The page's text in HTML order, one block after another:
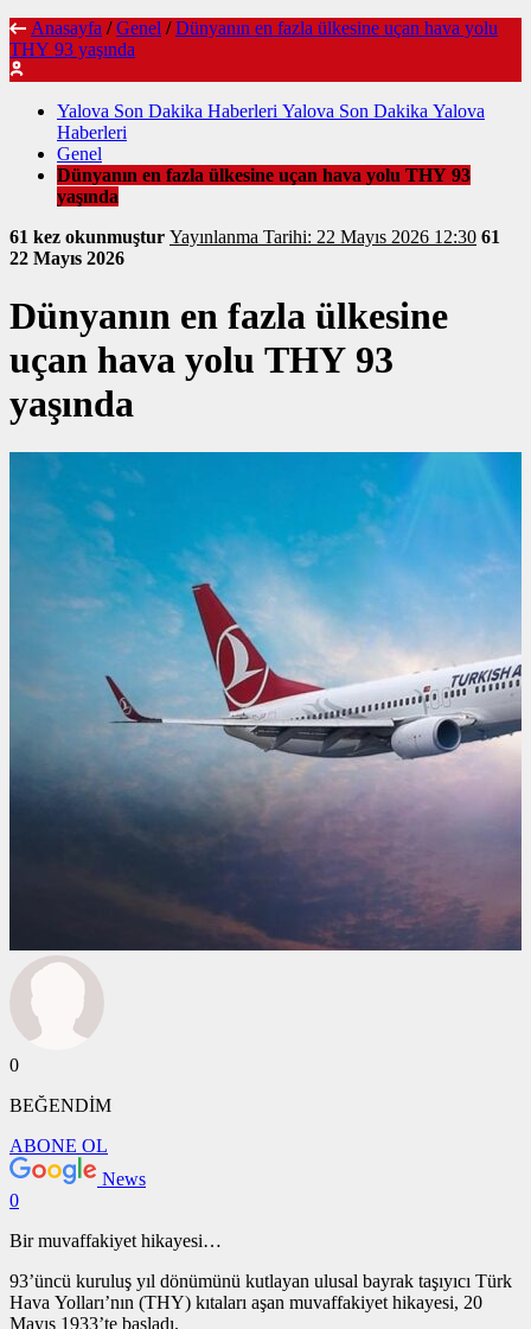
Anasayfa / Genel / Dünyanın en fazla ülkesine uçan hava yolu
THY 93 yaşında
Yalova Son Dakika Haberleri Yalova Son Dakika Yalova
Haberleri
Genel
Dünyanın en fazla ülkesine uçan hava yolu THY 93
yaşında
61 kez okunmuştur
Yayınlanma Tarihi: 22 Mayıs 2026 12:30 61
22 Mayıs 2026
Dünyanın en fazla ülkesine
uçan hava yolu THY 93
yaşında
0
BEĞENDİM
ABONE OL
News
0
Bir muvaffakiyet hikayesi…
93’üncü kuruluş yıl dönümünü kutlayan ulusal bayrak taşıyıcı Türk
Hava Yolları’nın (THY) kıtaları aşan muvaffakiyet hikayesi, 20
Mayıs 1933’te başladı.